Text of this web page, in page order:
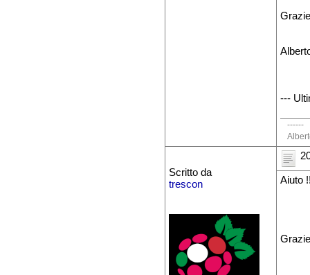
Grazie
---
------
Scritto da
trescon
Aiuto
Grazie